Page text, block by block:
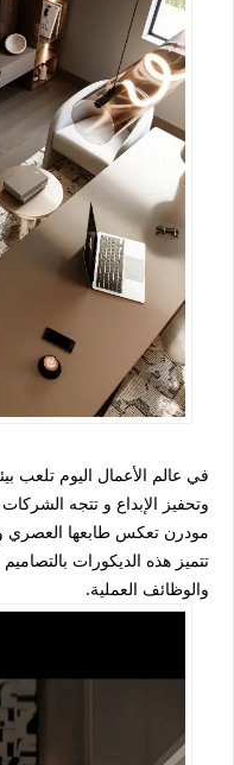
في عالم الأعمال اليوم تلعب
وتحفيز الإبداع و تتجه
مودرن تعكس طابعها العصري
تتميز هذه الديكورات
والوظائف العملية.